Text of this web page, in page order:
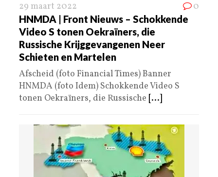
29 maart 2022 0
HNMDA | Front Nieuws – Schokkende
Video S tonen Oekraïners, die
Russische Krijggevangenen Neer
Schieten en Martelen
Afscheid (foto Financial Times) Banner
HNMDA (foto Idem) Schokkende Video S
tonen Oekraïners, die Russische [...]